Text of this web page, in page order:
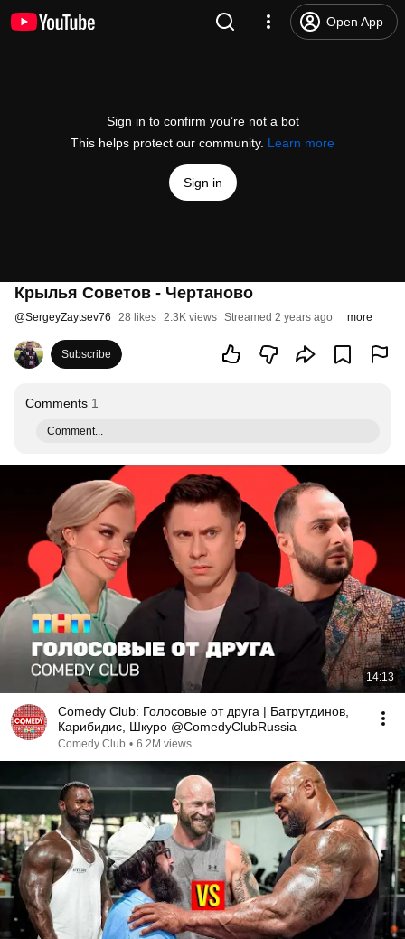
Open App
Sign in to confirm you’re not a bot
This helps protect our community. Learn more
Sign in
Крылья Советов - Чертаново
@SergeyZaytsev76 28 likes 2.3K views Streamed 2 years ago more
Subscribe
Comments 1
Comment...
14:13
Comedy Club: Голосовые от друга | Батрутдинов,
Карибидис, Шкуро @ComedyClubRussia
Comedy Club • 6.2M views